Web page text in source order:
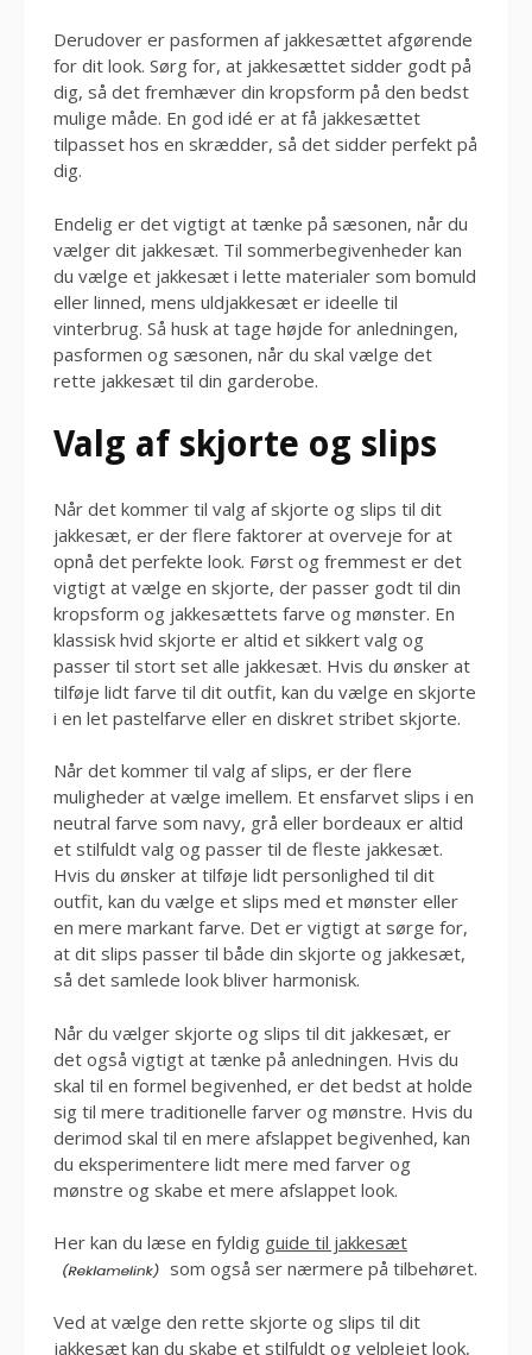
Derudover er pasformen af jakkesættet afgørende
for dit look. Sørg for, at jakkesættet sidder godt på
dig, så det fremhæver din kropsform på den bedst
mulige måde. En god idé er at få jakkesættet
tilpasset hos en skrædder, så det sidder perfekt på
dig.
Endelig er det vigtigt at tænke på sæsonen, når du
vælger dit jakkesæt. Til sommerbegivenheder kan
du vælge et jakkesæt i lette materialer som bomuld
eller linned, mens uldjakkesæt er ideelle til
vinterbrug. Så husk at tage højde for anledningen,
pasformen og sæsonen, når du skal vælge det
rette jakkesæt til din garderobe.
Valg af skjorte og slips
Når det kommer til valg af skjorte og slips til dit
jakkesæt, er der flere faktorer at overveje for at
opnå det perfekte look. Først og fremmest er det
vigtigt at vælge en skjorte, der passer godt til din
kropsform og jakkesættets farve og mønster. En
klassisk hvid skjorte er altid et sikkert valg og
passer til stort set alle jakkesæt. Hvis du ønsker at
tilføje lidt farve til dit outfit, kan du vælge en skjorte
i en let pastelfarve eller en diskret stribet skjorte.
Når det kommer til valg af slips, er der flere
muligheder at vælge imellem. Et ensfarvet slips i en
neutral farve som navy, grå eller bordeaux er altid
et stilfuldt valg og passer til de fleste jakkesæt.
Hvis du ønsker at tilføje lidt personlighed til dit
outfit, kan du vælge et slips med et mønster eller
en mere markant farve. Det er vigtigt at sørge for,
at dit slips passer til både din skjorte og jakkesæt,
så det samlede look bliver harmonisk.
Når du vælger skjorte og slips til dit jakkesæt, er
det også vigtigt at tænke på anledningen. Hvis du
skal til en formel begivenhed, er det bedst at holde
sig til mere traditionelle farver og mønstre. Hvis du
derimod skal til en mere afslappet begivenhed, kan
du eksperimentere lidt mere med farver og
mønstre og skabe et mere afslappet look.
Her kan du læse en fyldig guide til jakkesæt
som også ser nærmere på tilbehøret.
Ved at vælge den rette skjorte og slips til dit
jakkesæt kan du skabe et stilfuldt og velplejet look,